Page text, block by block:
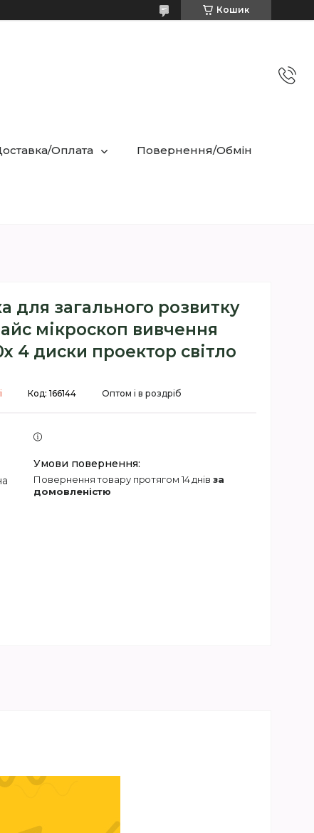
Кошик
Оплата Повернення/Обмін
для загального розвитку
мікроскоп вивчення
4 диски проектор світло
Оптом і в роздріб
Код: 166144
повернення товару протягом 14 днів за
домовленістю